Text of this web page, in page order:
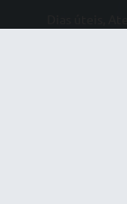
Dias úteis,